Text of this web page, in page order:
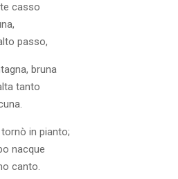
casso
passo,
bruna
tanto
in pianto;
nacque
canto.